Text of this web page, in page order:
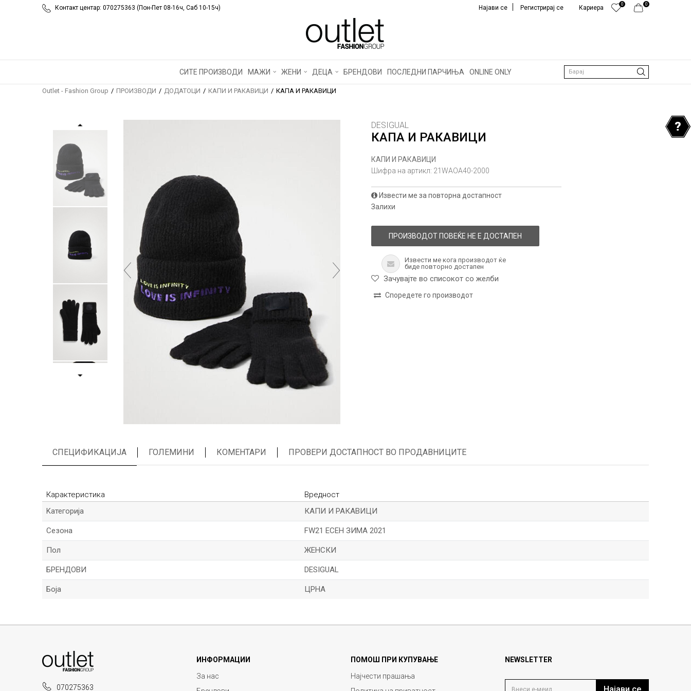
Контакт центар: 070275363 (Пон-Пет 08-16ч, Саб 10-15ч) 0
0
Кариера
Најави се Регистрирај се
СИТЕ ПРОИЗВОДИ МАЖИ ЖЕНИ ДЕЦА БРЕНДОВИ ПОСЛЕДНИ ПАРЧИЊА ONLINE ONLY Барај
Outlet - Fashion Group ПРОИЗВОДИ ДОДАТОЦИ КАПИ И РАКАВИЦИ КАПА И РАКАВИЦИ
DESIGUAL
КАПА И РАКАВИЦИ
КАПИ И РАКАВИЦИ
Шифра на артикл: 21WAOA40-2000
Извести ме за повторна достапност
Залихи
ПРОИЗВОДОТ ПОВЕЌЕ НЕ Е ДОСТАПЕН
Извести ме кога производот ќе
биде повторно достапен
Зачувајте во списокот со желби
Споредете го производот
СПЕЦИФИКАЦИЈА ГОЛЕМИНИ КОМЕНТАРИ ПРОВЕРИ ДОСТАПНОСТ ВО ПРОДАВНИЦИТЕ
Карактеристика
Вредност
Kатегорија
КАПИ И РАКАВИЦИ
Сезона FW21 ЕСЕН ЗИМА 2021
Пол ЖЕНСКИ
БРЕНДОВИ DESIGUAL
Боја ЦРНА
Порака
070275363
ИНФОРМАЦИИ
За нас
ПОМОШ ПРИ КУПУВАЊЕ
Најчести прашања
NEWSLETTER